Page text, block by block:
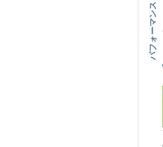
パフォーマンス